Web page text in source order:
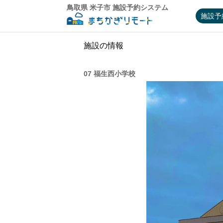
鳥取県 米子市 施設予約システム
施設予
施設の情報
07 福生西小学校